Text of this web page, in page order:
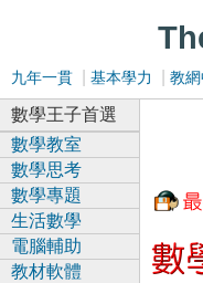
九年一貫 基本學力 教
數學王子首選
數學教室
數學思考
數學專題
生活數學
電腦輔助
教材軟體